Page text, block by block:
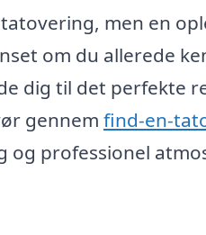
men en
om du allerede
dig til det perfekte
gennem find-en-
og professionel